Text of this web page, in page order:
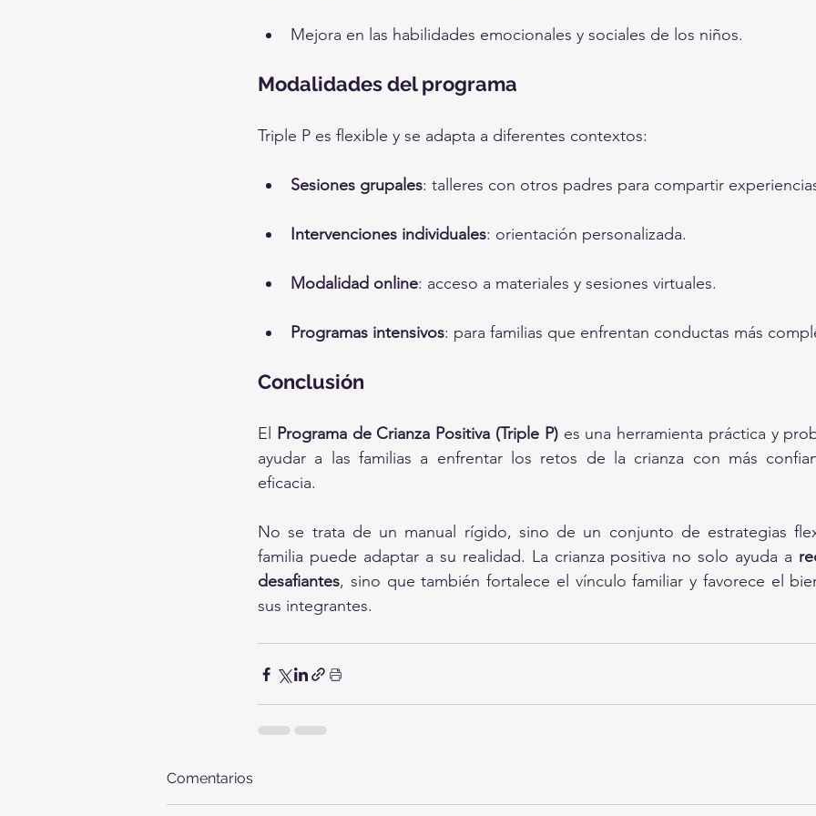
Mejora en las habilidades emocionales y sociales de los niños.
Modalidades del programa
Triple P es flexible y se adapta a diferentes contextos:
Sesiones grupales: talleres con otros padres para compartir
Intervenciones individuales: orientación personalizada.
Modalidad online: acceso a materiales y sesiones virtuales.
Programas intensivos: para familias que enfrentan conductas más
Conclusión
El Programa de Crianza Positiva (Triple P) es una herramienta práctica y
ayudar a las familias a enfrentar los retos de la crianza con más
eficacia.
No se trata de un manual rígido, sino de un conjunto de estrategias
familia puede adaptar a su realidad. La crianza positiva no solo ayuda a
desafiantes, sino que también fortalece el vínculo familiar y favorece el
sus integrantes.
Comentarios